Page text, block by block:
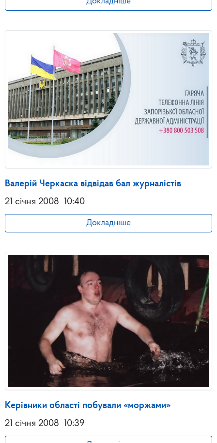
Валерій Черкаска відвідав бал журналістів
21 січня 2008
10:40
Докладніше
Керівники області побували «моржами»
21 січня 2008
10:39